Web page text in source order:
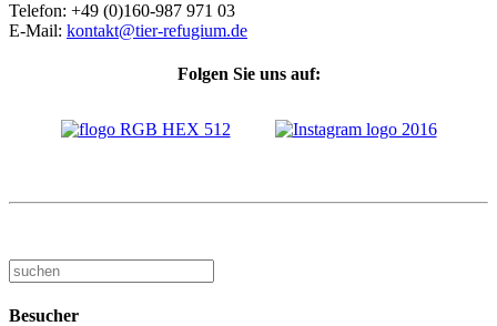
Telefon: +49 (0)160-987 971 03
E-Mail: kontakt@tier-refugium.de
Folgen Sie uns auf:
Besucher